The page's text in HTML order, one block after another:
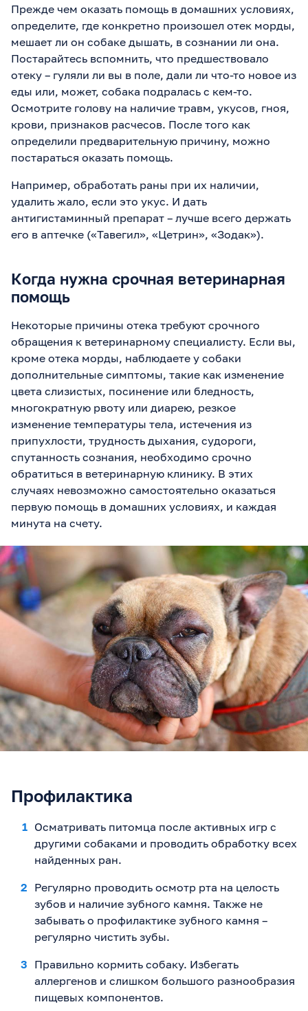
Прежде чем оказать помощь в домашних условиях,
определите, где конкретно произошел отек морды,
мешает ли он собаке дышать, в сознании ли она.
Постарайтесь вспомнить, что предшествовало
отеку – гуляли ли вы в поле, дали ли что-то новое из
еды или, может, собака подралась с кем-то.
Осмотрите голову на наличие травм, укусов, гноя,
крови, признаков расчесов. После того как
определили предварительную причину, можно
постараться оказать помощь.
Например, обработать раны при их наличии,
удалить жало, если это укус. И дать
антигистаминный препарат – лучше всего держать
его в аптечке («Тавегил», «Цетрин», «Зодак»).
Когда нужна срочная ветеринарная
помощь
Некоторые причины отека требуют срочного
обращения к ветеринарному специалисту. Если вы,
кроме отека морды, наблюдаете у собаки
дополнительные симптомы, такие как изменение
цвета слизистых, посинение или бледность,
многократную рвоту или диарею, резкое
изменение температуры тела, истечения из
припухлости, трудность дыхания, судороги,
спутанность сознания, необходимо срочно
обратиться в ветеринарную клинику. В этих
случаях невозможно самостоятельно оказаться
первую помощь в домашних условиях, и каждая
минута на счету.
Профилактика
Осматривать питомца после активных игр с
другими собаками и проводить обработку всех
найденных ран.
Регулярно проводить осмотр рта на целость
зубов и наличие зубного камня. Также не
забывать о профилактике зубного камня –
регулярно чистить зубы.
Правильно кормить собаку. Избегать
аллергенов и слишком большого разнообразия
пищевых компонентов.